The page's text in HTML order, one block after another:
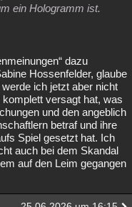
ein Hologramm ist.
dazu
Hossenfelder, glaube
ich jetzt aber nicht
versagt hat, was
und den angeblich
betraf und ihre
Spiel gesetzt hat. Ich
auch bei dem Skandal
auf den Leim gegangen